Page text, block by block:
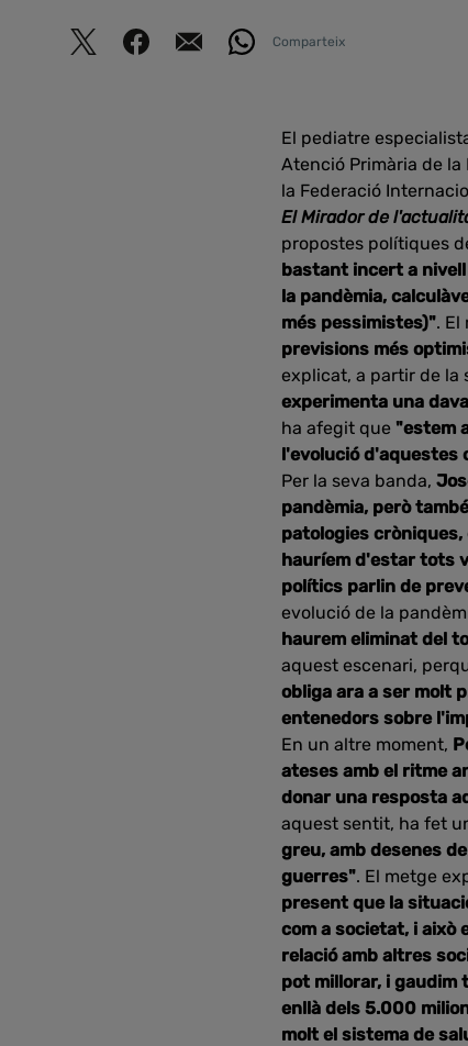
Comparteix
El pediatre
Atenció Primària de la
la Federació
El Mirador de
propostes polítiques
bastant incert a
la pandèmia,
més pessimistes)". El
previsions més
explicat, a partir de la
experimenta una
ha afegit que "estem
l'evolució d'aquestes
Per la seva banda,
pandèmia, però
patologies
hauríem d'estar tots
polítics parlin de
evolució de la
haurem eliminat del
aquest escenari,
obliga ara a ser molt
entenedors sobre
En un altre moment,
ateses amb el ritme
donar una resposta
aquest sentit, ha fet
greu, amb desenes
guerres". El metge
present que la
com a societat, i això
relació amb altres
pot millorar, i gaudim
enllà dels 5.000
molt el sistema de